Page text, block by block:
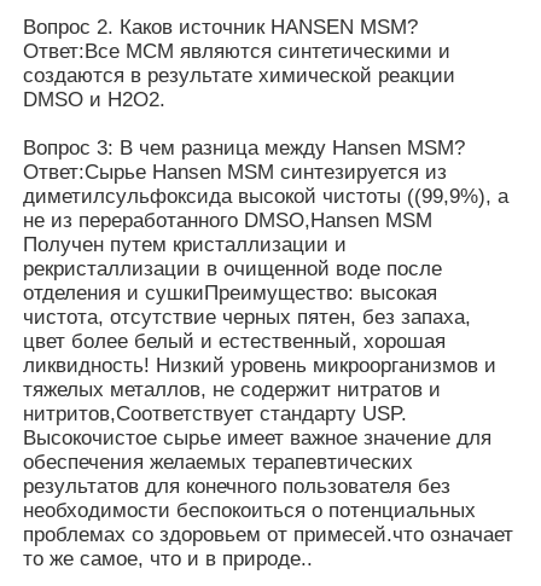
Вопрос 2. Каков источник HANSEN MSM?
Ответ:Все МСМ являются синтетическими и
создаются в результате химической реакции
DMSO и H2O2.
Вопрос 3: В чем разница между Hansen MSM?
Ответ:Сырье Hansen MSM синтезируется из
диметилсульфоксида высокой чистоты ((99,9%), а
не из переработанного DMSO,Hansen MSM
Получен путем кристаллизации и
рекристаллизации в очищенной воде после
отделения и сушкиПреимущество: высокая
чистота, отсутствие черных пятен, без запаха,
цвет более белый и естественный, хорошая
ликвидность! Низкий уровень микроорганизмов и
тяжелых металлов, не содержит нитратов и
нитритов,Соответствует стандарту USP.
Высокочистое сырье имеет важное значение для
обеспечения желаемых терапевтических
результатов для конечного пользователя без
необходимости беспокоиться о потенциальных
проблемах со здоровьем от примесей.что означает
то же самое, что и в природе..